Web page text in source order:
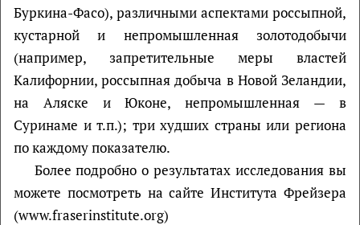
Буркина-Фасо), различными аспектами россыпной,
кустарной и непромышленная золотодобычи
(например, запретительные меры властей
Калифорнии, россыпная добыча в Новой Зеландии,
на Аляске и Юконе, непромышленная — в
Суринаме и т.п.); три худших страны или региона
по каждому показателю.
Более подробно о результатах исследования вы
можете посмотреть на сайте Института Фрейзера
(www.fraserinstitute.org)